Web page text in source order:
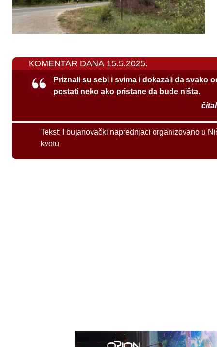
KOMENTAR DANA 15.5.2025.
Priznali su sebi i svima i dokazali da svako
postati neko ako pristane da bude ništa.
Tekst:
I bujanovački naprednjaci organizovano u
kvotu